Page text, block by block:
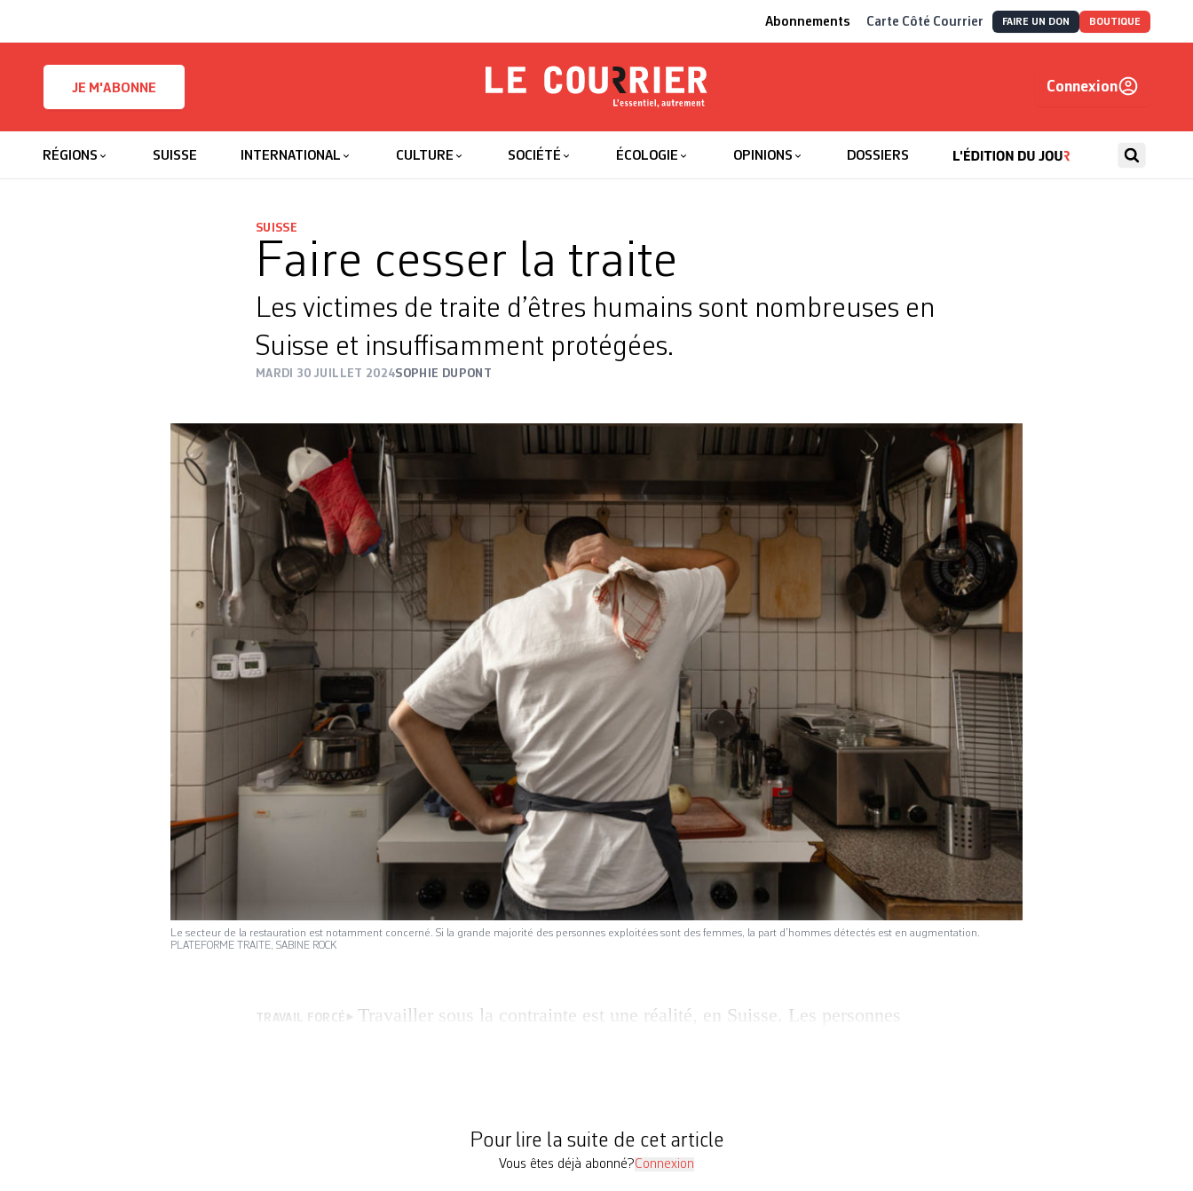
Abonnements Carte Côté Courrier FAIRE UN DON BOUTIQUE
JE M'ABONNE
Le Courrier
Connexion
RÉGIONS SUISSE INTERNATIONAL CULTURE SOCIÉTÉ ÉCOLOGIE OPINIONS DOSSIERS
SUISSE
Faire cesser la traite
Les victimes de traite d’êtres humains sont nombreuses en
Suisse et insuffisamment protégées.
MARDI 30 JUILLET 2024SOPHIE DUPONT
Le secteur de la restauration est notamment concerné. Si la grande majorité des personnes exploitées sont des femmes, la part d’hommes détectés est en augmentation.
PLATEFORME TRAITE, SABINE ROCK
TRAVAIL FORCÉ
Travailler sous la contrainte est une réalité, en Suisse. Les personnes
Pour lire la suite de cet article
Vous êtes déjà abonné?Connexion